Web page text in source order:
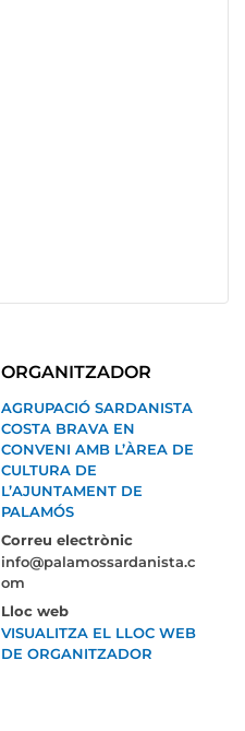
ORGANITZADOR
AGRUPACIÓ SARDANISTA
COSTA BRAVA EN
CONVENI AMB L’ÀREA DE
CULTURA DE
L’AJUNTAMENT DE
PALAMÓS
Correu electrònic
info@palamossardanista.c
om
Lloc web
VISUALITZA EL LLOC WEB
DE ORGANITZADOR